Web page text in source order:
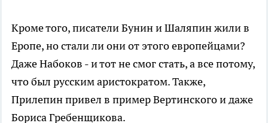
Кроме того, писатели Бунин и Шаляпин жили в
Еропе, но стали ли они от этого европейцами?
Даже Набоков - и тот не смог стать, а все потому,
что был русским аристократом. Также,
Прилепин привел в пример Вертинского и даже
Бориса Гребенщикова.